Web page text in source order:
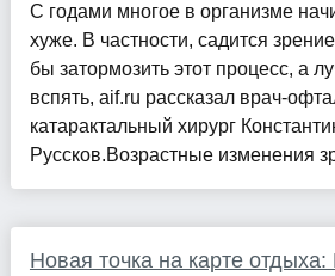
С годами многое в организме
хуже. В частности, садится
бы затормозить этот процесс, а
вспять, aif.ru рассказал врач-
катарактальный хирург
Руссков.Возрастные изменения
Новая точка на карте отдыха: